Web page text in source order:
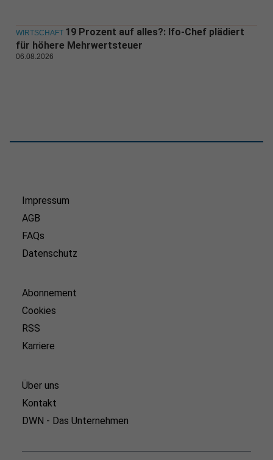
WIRTSCHAFT 19 Prozent auf alles?: Ifo-Chef plädiert
für höhere Mehrwertsteuer
06.08.2026
Impressum
AGB
FAQs
Datenschutz
Abonnement
Cookies
RSS
Karriere
Über uns
Kontakt
DWN - Das Unternehmen